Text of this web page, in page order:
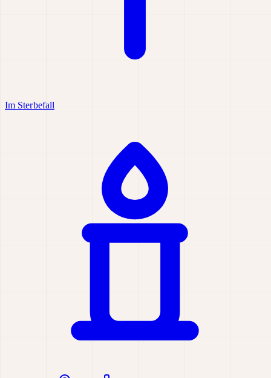
Im Sterbefall